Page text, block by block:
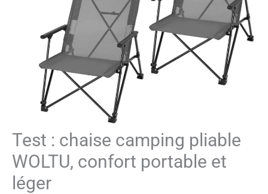
Test : chaise camping pliable
WOLTU, confort portable et
léger